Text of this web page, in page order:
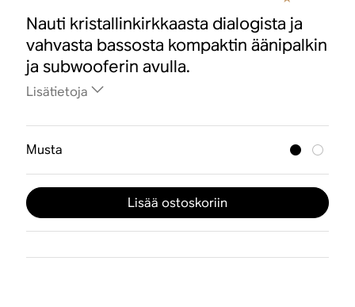
Nauti kristallinkirkkaasta dialogista ja
vahvasta bassosta kompaktin äänipalkin
ja subwooferin avulla.
Lisätietoja
Musta
Lisää ostoskoriin